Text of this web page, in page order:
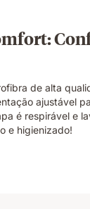
de alta
ajustável
é respirável e
e higienizado!